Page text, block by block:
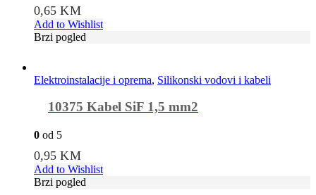
0,65KM
Add to Wishlist
Brzi pogled
Elektroinstalacije i oprema, Silikonski vodovi i kabeli
10375 Kabel SiF 1,5 mm2
0 od 5
0,95KM
Add to Wishlist
Brzi pogled